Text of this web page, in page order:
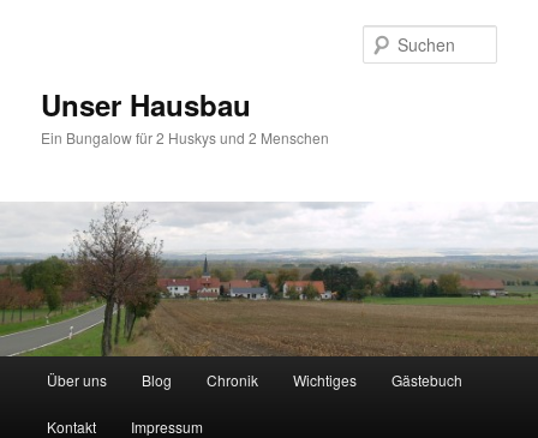
Unser Hausbau
Ein Bungalow für 2 Huskys und 2 Menschen
HauptmenüÜber uns Blog Chronik Wichtiges Gästebuch
Kontakt Impressum